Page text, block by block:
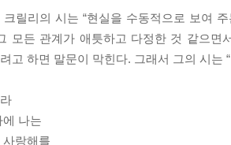
Day
몸이다 The Plan Is the Body
Sit Down
할 일들 Things to Do in Tokyo
크릴리의 시는 “현실을 수동적으로 보여
모든 관계가 애틋하고 다정한 것 같으면
고 하면 말문이 막힌다. 그래서 그의 시는
에 나는
사랑해를